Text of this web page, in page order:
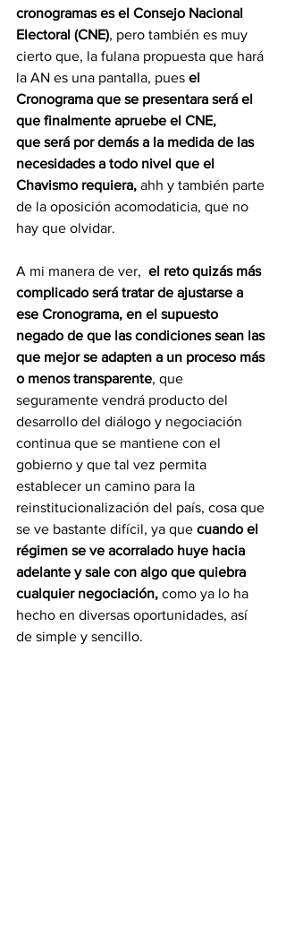
cronogramas es el Consejo Nacional
Electoral (CNE), pero también es muy
cierto que, la fulana propuesta que hará
la AN es una pantalla, pues el
Cronograma que se presentara será el
que finalmente apruebe el CNE,
que será por demás a la medida de las
necesidades a todo nivel que el
Chavismo requiera, ahh y también parte
de la oposición acomodaticia, que no
hay que olvidar.
A mi manera de ver, el reto quizás más
complicado será tratar de ajustarse a
ese Cronograma, en el supuesto
negado de que las condiciones sean las
que mejor se adapten a un proceso más
o menos transparente, que
seguramente vendrá producto del
desarrollo del diálogo y negociación
continua que se mantiene con el
gobierno y que tal vez permita
establecer un camino para la
reinstitucionalización del país, cosa que
se ve bastante difícil, ya que cuando el
régimen se ve acorralado huye hacia
adelante y sale con algo que quiebra
cualquier negociación, como ya lo ha
hecho en diversas oportunidades, así
de simple y sencillo.